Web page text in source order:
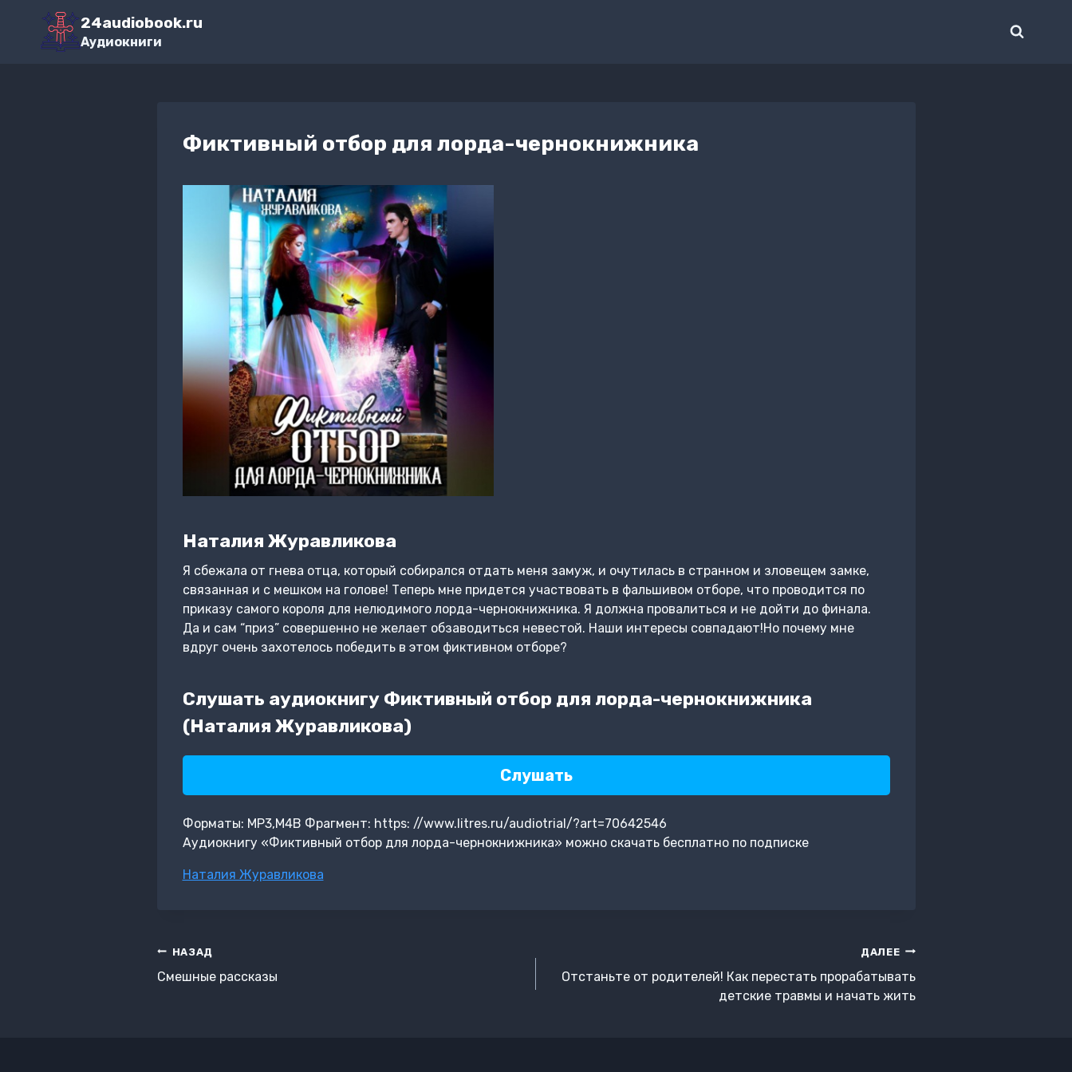
Перейти
содержимому
24audiobook.ru
Аудиокниги
Фиктивный отбор для лорда-чернокнижника
Наталия Журавликова
Я сбежала от гнева отца, который собирался отдать меня замуж, и очутилась в странном и зловещем замке,
связанная и с мешком на голове! Теперь мне придется участвовать в фальшивом отборе, что проводится по
приказу самого короля для нелюдимого лорда-чернокнижника. Я должна провалиться и не дойти до финала.
Да и сам “приз” совершенно не желает обзаводиться невестой. Наши интересы совпадают!Но почему мне
вдруг очень захотелось победить в этом фиктивном отборе?
Слушать аудиокнигу Фиктивный отбор для лорда-чернокнижника
(Наталия Журавликова)
Слушать
Форматы: MP3,M4B Фрагмент: https: //www.litres.ru/audiotrial/?art=70642546
Аудиокнигу «Фиктивный отбор для лорда-чернокнижника» можно скачать бесплатно по подписке
Метки
Наталия Журавликова
Навигация
по
НАЗАД
Смешные рассказы
ДАЛЕЕ
Отстаньте от родителей! Как перестать прорабатывать
детские травмы и начать жить